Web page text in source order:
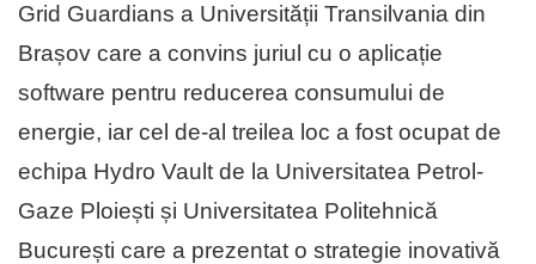
Grid Guardians a Universității Transilvania din
Brașov care a convins juriul cu o aplicație
software pentru reducerea consumului de
energie, iar cel de-al treilea loc a fost ocupat de
echipa Hydro Vault de la Universitatea Petrol-
Gaze Ploiești și Universitatea Politehnică
București care a prezentat o strategie inovativă